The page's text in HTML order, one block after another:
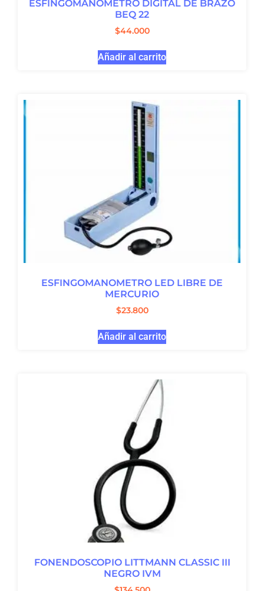
ESFINGOMANOMETRO DIGITAL DE BRAZO
BEQ 22
$44.000
Añadir al carrito
ESFINGOMANOMETRO LED LIBRE DE
MERCURIO
$23.800
Añadir al carrito
FONENDOSCOPIO LITTMANN CLASSIC III
NEGRO IVM